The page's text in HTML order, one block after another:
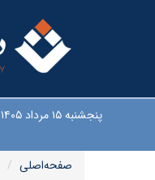
پنجشنبه ۱۵ مرداد ۱۴۰۵
صفحه‌اصلی